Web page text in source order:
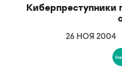
Киберпреступники
26 НОЯ 2004